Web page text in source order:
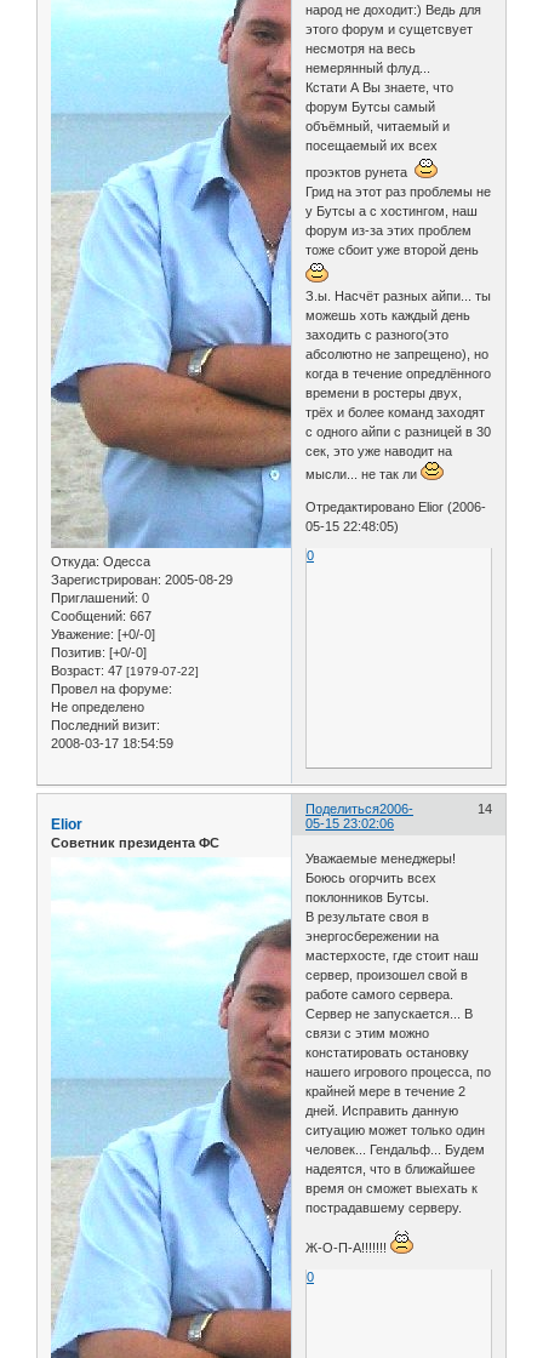
Откуда: Одесса
Зарегистрирован: 2005-08-29
Приглашений: 0
Сообщений: 667
Уважение: [+0/-0]
Позитив: [+0/-0]
Возраст: 47 [1979-07-22]
Провел на форуме:
Не определено
Последний визит:
2008-03-17 18:54:59
народ не доходит:) Ведь для
этого форум и сущетсвует
несмотря на весь
немерянный флуд...
Кстати А Вы знаете, что
форум Бутсы самый
объёмный, читаемый и
посещаемый их всех
проэктов рунета
Грид на этот раз проблемы не
у Бутсы а с хостингом, наш
форум из-за этих проблем
тоже сбоит уже второй день
З.ы. Насчёт разных айпи... ты
можешь хоть каждый день
заходить с разного(это
абсолютно не запрещено), но
когда в течение опредлённого
времени в ростеры двух,
трёх и более команд заходят
с одного айпи с разницей в 30
сек, это уже наводит на
мысли... не так ли
Отредактировано Elior (2006-
05-15 22:48:05)
0
Поделиться 14
2006-
05-15 23:02:06
Elior
Советник президента ФС
Уважаемые менеджеры!
Боюсь огорчить всех
поклонников Бутсы.
В результате своя в
энергосбережении на
мастерхосте, где стоит наш
сервер, произошел свой в
работе самого сервера.
Сервер не запускается... В
связи с этим можно
констатировать остановку
нашего игрового процесса, по
крайней мере в течение 2
дней. Исправить данную
ситуацию может только один
человек... Гендальф... Будем
надеятся, что в ближайшее
время он сможет выехать к
пострадавшему серверу.
Ж-О-П-А!!!!!!!
0